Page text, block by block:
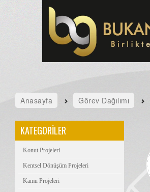
Anasayfa Görev Dağılımı
KATEGORİLER
Konut Projeleri
Kentsel Dönüşüm Projeleri
Kamu Projeleri